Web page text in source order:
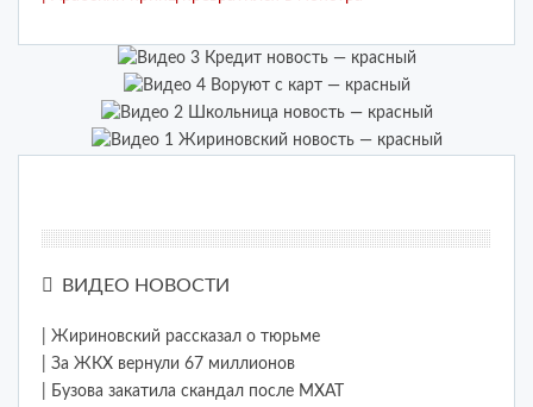
ВИДЕО НОВОСТИ
| Жириновский рассказал о тюрьме
| За ЖКХ вернули 67 миллионов
| Бузова закатила скандал после МХАТ